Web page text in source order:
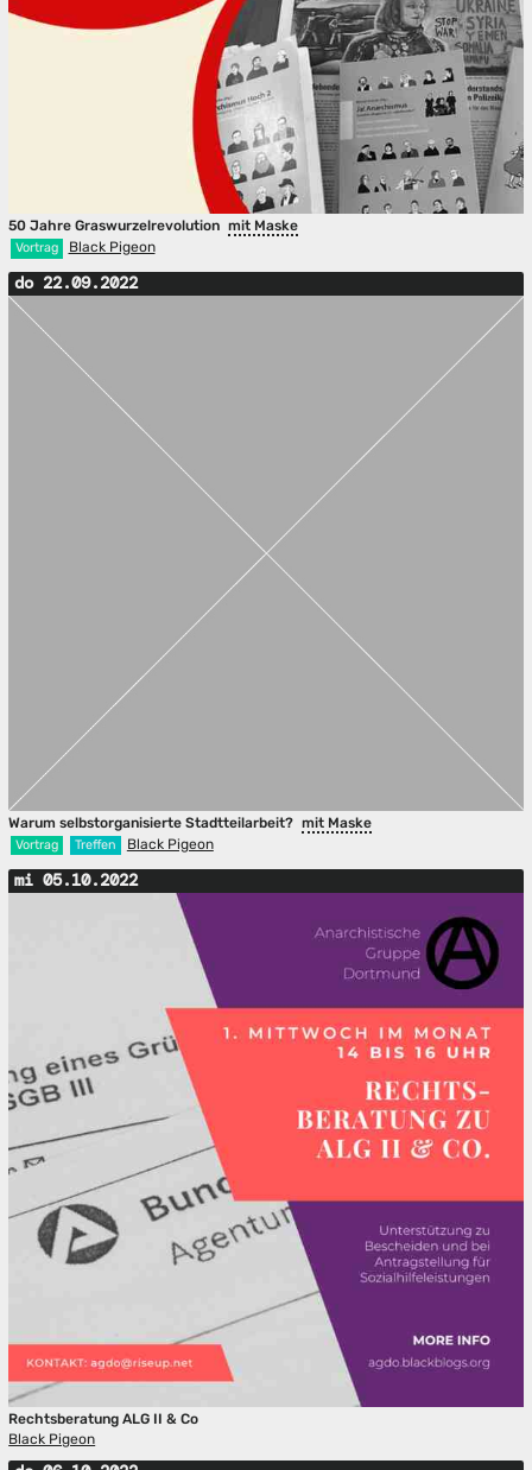
50 Jahre Graswurzelrevolution mit Maske
Vortrag Black Pigeon
do 22.09.2022
Warum selbstorganisierte Stadtteilarbeit? mit Maske
Vortrag Treffen Black Pigeon
mi 05.10.2022
Rechtsberatung ALG II & Co
Black Pigeon